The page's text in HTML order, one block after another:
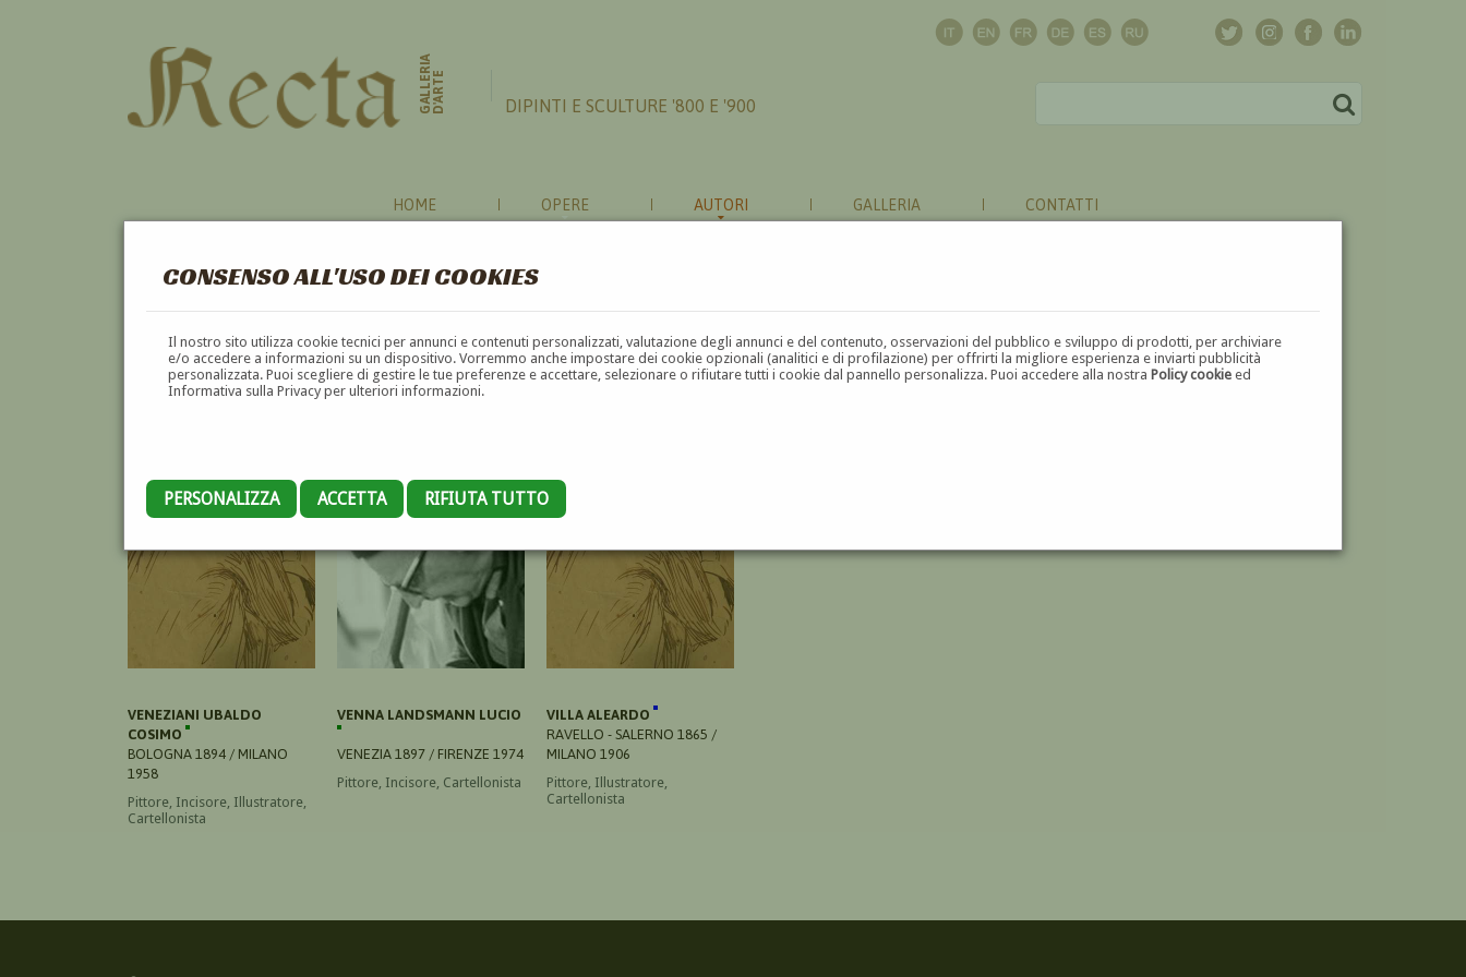
CONSENSO ALL'USO DEI COOKIES
Il nostro sito utilizza cookie tecnici per annunci e contenuti personalizzati, valutazione degli annunci e del contenuto, osservazioni del pubblico e sviluppo di prodotti, per archiviare
e/o accedere a informazioni su un dispositivo. Vorremmo anche impostare dei cookie opzionali (analitici e di profilazione) per offrirti la migliore esperienza e inviarti pubblicità
personalizzata. Puoi scegliere di gestire le tue preferenze e accettare, selezionare o rifiutare tutti i cookie dal pannello personalizza. Puoi accedere alla nostraPolicy cookie ed
Informativa sulla Privacy per ulteriori informazioni.
PERSONALIZZA ACCETTA RIFIUTA TUTTO
GALLERIAD'ARTE DIPINTI E SCULTURE '800 E '900
HOME OPERE AUTORI GALLERIA CONTATTI
CARTELLONISTI
A B C D E F G H I J K L M N O P Q R S T U V W X Y Z ⬅
VENEZIANI UBALDO
COSIMO
BOLOGNA 1894 / MILANO
1958
Pittore, Incisore, Illustratore,
Cartellonista
VENNA LANDSMANN LUCIO
VENEZIA 1897 / FIRENZE 1974
Pittore, Incisore, Cartellonista
VILLA ALEARDO
RAVELLO - SALERNO 1865 /
MILANO 1906
Pittore, Illustratore,
Cartellonista